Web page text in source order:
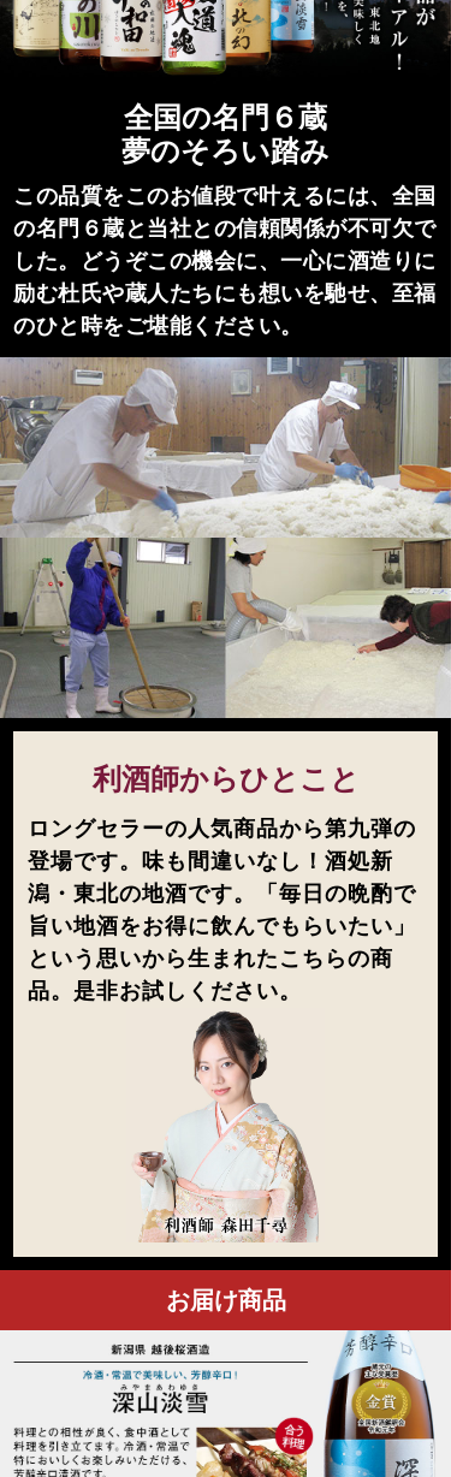
全国の名門６蔵
夢のそろい踏み
この品質をこのお値段で叶えるには、全国
の名門６蔵と当社との信頼関係が不可欠で
した。どうぞこの機会に、一心に酒造りに
励む杜氏や蔵人たちにも想いを馳せ、至福
のひと時をご堪能ください。
利酒師からひとこと
ロングセラーの人気商品から第九弾の
登場です。味も間違いなし！酒処新
潟・東北の地酒です。「毎日の晩酌で
旨い地酒をお得に飲んでもらいたい」
という思いから生まれたこちらの商
品。是非お試しください。
お届け商品